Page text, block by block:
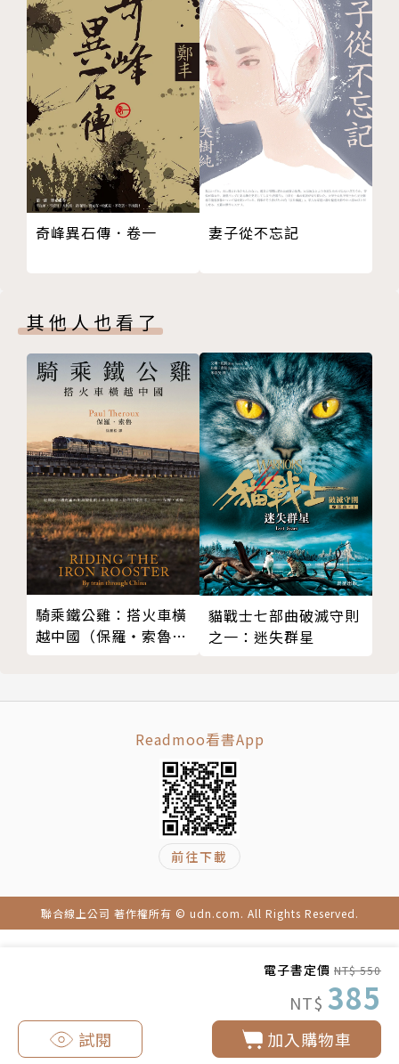
電子書定價 NT$ 550
NT$ 385
加入購物車
試閱
輪」完結篇的接班人選！
2009年10月《時光之輪12：末日風暴》出版，打敗
丹．布朗新書《失落的符號》，空降紐約時報排行榜冠
軍。
2010年2月「迷霧之子」三部曲陸續在台出版，以其華
麗精采又節奏輕快的內容，破除一般讀者對於奇幻小說
設定繁複，閱讀門檻高的類型限制，掀起奇幻小說大眾
化熱潮，創造全系列至今銷售破二十萬冊佳績！
「颶光典籍」系列首部曲《王者之路》推出，超越「迷
霧之子」系列成就，讓評論家和讀者們紛紛驚呼他為
「邪惡的天才」！
2013年9月，以參訪台灣故宮為靈感的〈皇帝魂〉摘下
全球奇科幻大獎《雨果獎》最佳中篇。11月，《陣學
師：亞米帝斯學院》上市，融入數學幾何的設定饒富趣
味又兼具知識性，開啟了魔法學院冒險的新篇章！
2014年5月，山德森再次挑戰其多變精湛的寫作風格，
全新打造邪惡版的超級英雄「審判者傳奇」系列，猶如
動作電影般的快節奏冒險，加上作者一貫擅長的翻轉筆
法，再次擄獲所有讀者的心！6月，出版長達十多年的
「時光之輪」系列，終於畫下跨世紀歷史性的完美句
目前任教於楊百翰大學，居於猶他州的歐瑞市，正積極
埋頭創作其他系列作品。
作者官網：www.brandonsanderson.com
「時光之輪完結篇」系列、「颶光典籍」系列《王者之
集》、《陣學師：亞米帝斯學院》、《審判者傳奇：鋼
鐵心》、《無盡之劍》、《審判者傳奇2：熾焰》。
相關著作：《颶光典籍二部曲：燦軍箴言．上冊》《審
59 飛速
60 圍紗啟步
61 聽話
62 毀諾者
63 燃燒的世界
64 寶藏
65 活該的人
66 受颶風祝福的
67 口水與膽汁
68 橋
71 守夜
72 自私的理由
73 千種奔逃動物
74 踩過風暴
75 真正的榮耀
間曲
第五部 諸風降臨 Winds Alight
76 隱藏的劍
77 信賴
78 矛盾
79 朝向中央
80 對抗驟雨
81 最後一天
82 致點亮的榮耀
❖ 颶光祕典（ARS ARCANUM）
奇峰異石傳．卷一 妻子從不忘記
其他人也看了
騎乘鐵公雞：搭火車橫
越中國（保羅‧索魯旅
貓戰士七部曲破滅守則
之一：迷失群星
Readmoo看書App
前往下載
聯合線上公司 著作權所有 © udn.com. All Rights Reserved.